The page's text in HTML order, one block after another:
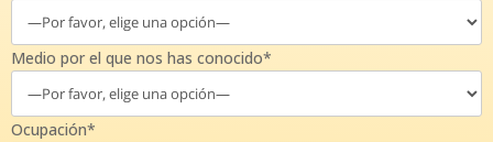
Medio por el que nos has conocido*
Ocupación*